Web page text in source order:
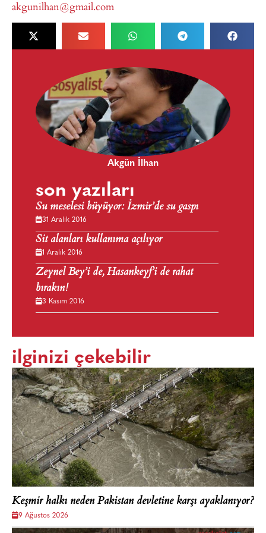
akgunilhan@gmail.com
Akgün İlhan
son yazıları
Su meselesi büyüyor: İzmir’de su gaspı
31 Aralık 2016
Sit alanları kullanıma açılıyor
1 Aralık 2016
Zeynel Bey’i de, Hasankeyf’i de rahat
bırakın!
3 Kasım 2016
ilginizi çekebilir
Keşmir halkı neden Pakistan devletine karşı ayaklanıyor?
9 Ağustos 2026